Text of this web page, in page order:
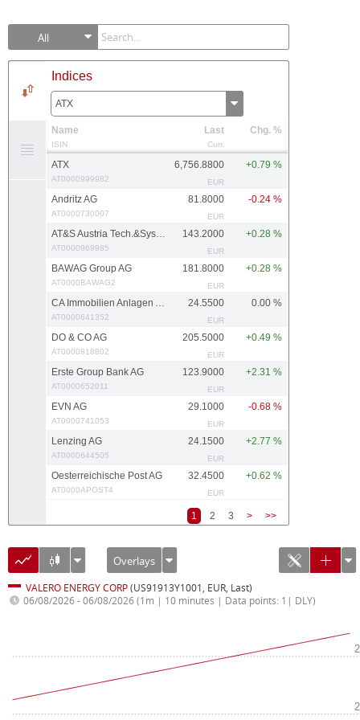
All
Indices
ATX
Name
ISIN
Last
Curr.
Chg. %
ATX
AT0000999982
6,756.8800
EUR
+0.79 %
Andritz AG
AT0000730007
81.8000
EUR
-0.24 %
AT&S Austria Tech.&Systemtech.
AT0000969985
143.2000
EUR
+0.28 %
BAWAG Group AG
AT0000BAWAG2
181.8000
EUR
+0.28 %
CA Immobilien Anlagen AG
AT0000641352
24.5500
EUR
0.00 %
DO & CO AG
AT0000818802
205.5000
EUR
+0.49 %
Erste Group Bank AG
AT0000652011
123.9000
EUR
+2.31 %
EVN AG
AT0000741053
29.1000
EUR
-0.68 %
Lenzing AG
AT0000644505
24.1500
EUR
+2.77 %
Oesterreichische Post AG
AT0000APOST4
32.4500
EUR
+0.62 %
1 2 3 > >>
Overlays
VALERO ENERGY CORP(US91913Y1001, EUR, Last)
06/08/2026 - 06/08/2026(1m | 10 minutes | Data points: 1| DLY)